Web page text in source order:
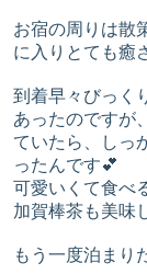
お宿の周りは散
に入りとても癒
到着早々びっく
あったのですが
ていたら、しっ
ったんです💕
可愛いくて食べ
加賀棒茶も美味
もう一度泊まり